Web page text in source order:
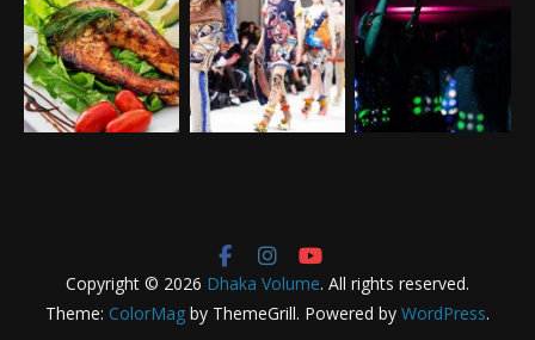
Copyright © 2026 Dhaka Volume. All rights reserved.
Theme: ColorMag by ThemeGrill. Powered by WordPress.